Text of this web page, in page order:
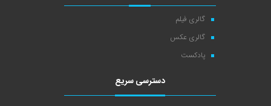
گالری فیلم
گالری عکس
پادکست
دسترسی سریع